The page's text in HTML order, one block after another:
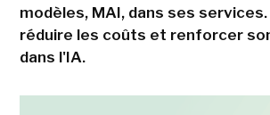
modèles, MAI, dans ses
réduire les coûts et renforcer
dans l'IA.